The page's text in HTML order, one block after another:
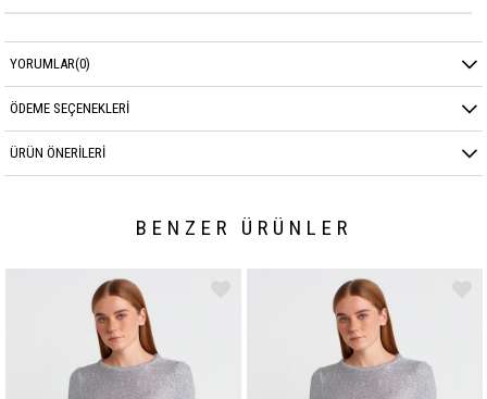
YORUMLAR(0)
ÖDEME SEÇENEKLERI
ÜRÜN ÖNERILERI
BENZER ÜRÜNLER